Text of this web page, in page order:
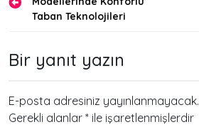
gezinmesi
Taban Teknolojileri
Bir yanıt yazın
E-posta adresiniz yayınlanmayacak.
Gerekli alanlar * ile işaretlenmişlerdir